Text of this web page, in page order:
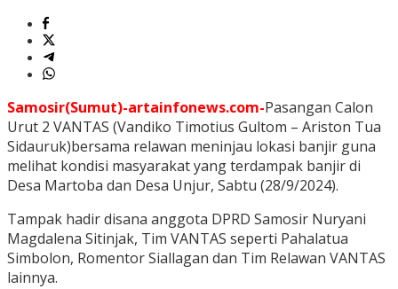
Samosir(Sumut)-artainfonews.com-Pasangan Calon
Urut 2 VANTAS (Vandiko Timotius Gultom – Ariston Tua
Sidauruk)bersama relawan meninjau lokasi banjir guna
melihat kondisi masyarakat yang terdampak banjir di
Desa Martoba dan Desa Unjur, Sabtu (28/9/2024).
Tampak hadir disana anggota DPRD Samosir Nuryani
Magdalena Sitinjak, Tim VANTAS seperti Pahalatua
Simbolon, Romentor Siallagan dan Tim Relawan VANTAS
lainnya.